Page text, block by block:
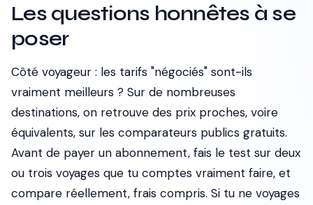
Les questions honnêtes à se
poser
Côté voyageur : les tarifs "négociés" sont-ils
vraiment meilleurs ? Sur de nombreuses
destinations, on retrouve des prix proches, voire
équivalents, sur les comparateurs publics gratuits.
Avant de payer un abonnement, fais le test sur deux
ou trois voyages que tu comptes vraiment faire, et
compare réellement, frais compris. Si tu ne voyages